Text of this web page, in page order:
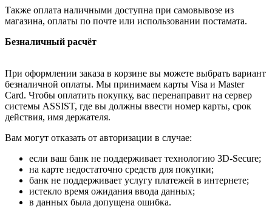
Также оплата наличными доступна при самовывозе из
магазина, оплаты по почте или использовании постамата.
Безналичный расчёт
При оформлении заказа в корзине вы можете выбрать вариант
безналичной оплаты. Мы принимаем карты Visa и Master
Card. Чтобы оплатить покупку, вас перенаправит на сервер
системы ASSIST, где вы должны ввести номер карты, срок
действия, имя держателя.
Вам могут отказать от авторизации в случае:
если ваш банк не поддерживает технологию 3D-Secure;
на карте недостаточно средств для покупки;
банк не поддерживает услугу платежей в интернете;
истекло время ожидания ввода данных;
в данных была допущена ошибка.